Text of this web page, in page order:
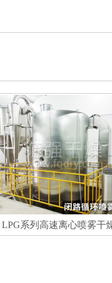
LPG系列高速离心喷雾干